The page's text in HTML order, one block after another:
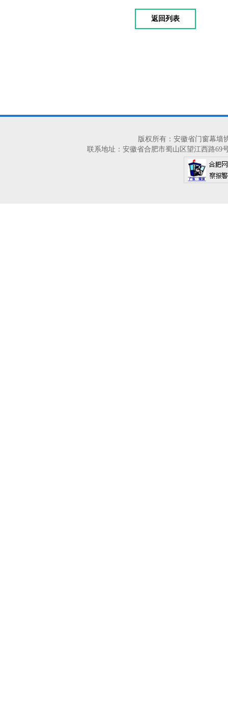
返回列表
版权所有：安徽省门窗幕墙
联系地址：安徽省合肥市蜀山区望江西路69